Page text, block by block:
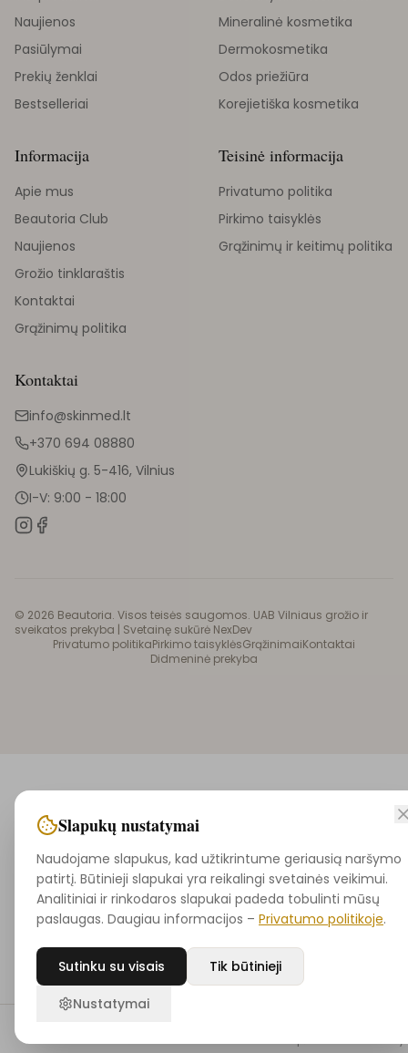
Naujienos
Pasiūlymai
Prekių ženklai
Bestselleriai
Mineralinė kosmetika
Dermokosmetika
Odos priežiūra
Korejietiška kosmetika
Informacija
Apie mus
Beautoria Club
Naujienos
Grožio tinklaraštis
Kontaktai
Grąžinimų politika
Teisinė informacija
Privatumo politika
Pirkimo taisyklės
Grąžinimų ir keitimų politika
Kontaktai
info@skinmed.lt
+370 694 08880
Lukiškių g. 5-416, Vilnius
I-V: 9:00 - 18:00
© 2026 Beautoria. Visos teisės saugomos. UAB Vilniaus grožio ir
sveikatos prekyba | Svetainę sukūrė NexDev
Privatumo politikaPirkimo taisyklėsGrąžinimaiKontaktai
Didmeninė prekyba
Pradžia Ieškoti Noriu Krepšelis
Slapukų nustatymai
Naudojame slapukus, kad užtikrintume geriausią naršymo
patirtį. Būtinieji slapukai yra reikalingi svetainės veikimui.
Analitiniai ir rinkodaros slapukai padeda tobulinti mūsų
paslaugas. Daugiau informacijos – Privatumo politikoje.
Sutinku su visais Tik būtinieji
Nustatymai